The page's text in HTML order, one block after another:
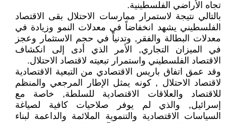
تجاه الأراضي الفلسطينية.
بالتالي نتيجة لاستمرار ممارسات الاحتلال بقى الاقتصاد
الفلسطيني يشهد انخفاضاً في معدلات النمو وزيادة في
معدلات البطالة والفقر, وتدنياً في حجم الاستثمار وعجز
في الميزان التجاري, الأمر الذي أدى إلى انكشاف
الاقتصاد الفلسطيني واستمرار تبعيته لاقتصاد الاحتلال.
وقد عمق اتفاق باريس الاقتصادي من التبعية الاقتصادية
لاقتصاد الاحتلال , كونه يمثل الإطار المرجعي والمنظم
للاقتصاد والعلاقات الاقتصادية للسلطة, خاصة مع
إسرائيل, والذي لم يوفر صلاحيات كافية لصياغة
السياسات الاقتصادية والتنموية الملائمة والداعمة لبناء